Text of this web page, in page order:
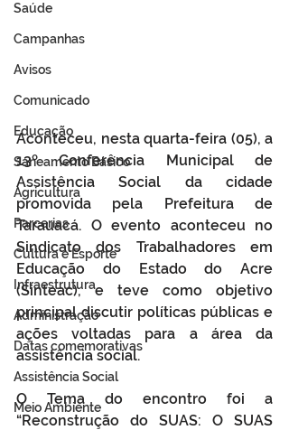
Saúde
Campanhas
Avisos
Comunicado
Educação
Saneamento Básico
Agricultura
Parcerias
Cultura e Esporte
Infraestrutura
Administração
Datas comemorativas
Assistência Social
Meio Ambiente
Aconteceu, nesta quarta-feira (05), a
13º Conferência Municipal de
Assistência Social da cidade
promovida pela Prefeitura de
Tarauacá. O evento aconteceu no
Sindicato dos Trabalhadores em
Educação do Estado do Acre
(Sinteac), e teve como objetivo
principal discutir políticas públicas e
ações voltadas para a área da
assistência social.
O Tema do encontro foi a
“Reconstrução do SUAS: O SUAS